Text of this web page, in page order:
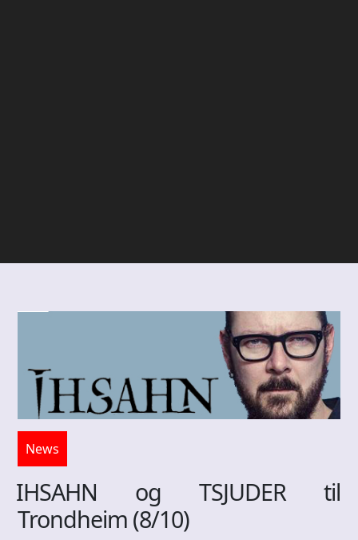
News
IHSAHN og TSJUDER til
Trondheim (8/10)